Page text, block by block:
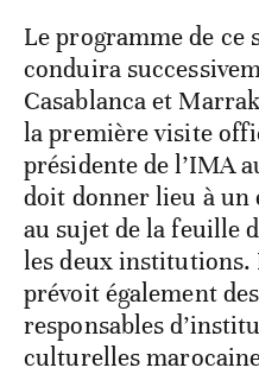
Le programme de ce
conduira
Casablanca et
la première visite
présidente de l’IMA
doit donner lieu à un
au sujet de la feuille
les deux institutions.
prévoit également
responsables
culturelles